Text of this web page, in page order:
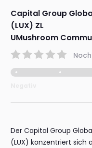
Capital Group
(LUX) ZL
UMushroom
Der Capital Group
(LUX) konzentriert sich